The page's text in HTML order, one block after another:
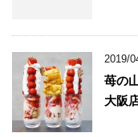
2019/
苺の
大阪